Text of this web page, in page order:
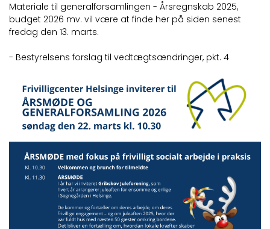
Materiale til generalforsamlingen - Årsregnskab 2025,
budget 2026 mv. vil være at finde her på siden senest
fredag den 13. marts.
- Bestyrelsens forslag til vedtægtsændringer, pkt. 4